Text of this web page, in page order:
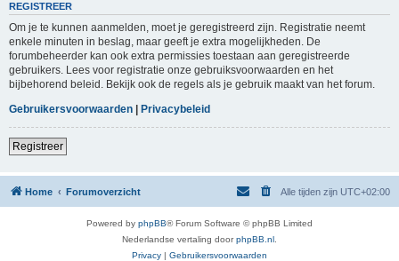
REGISTREER
Om je te kunnen aanmelden, moet je geregistreerd zijn. Registratie neemt
enkele minuten in beslag, maar geeft je extra mogelijkheden. De
forumbeheerder kan ook extra permissies toestaan aan geregistreerde
gebruikers. Lees voor registratie onze gebruiksvoorwaarden en het
bijbehorend beleid. Bekijk ook de regels als je gebruik maakt van het forum.
Gebruikersvoorwaarden | Privacybeleid
Registreer
Home Forumoverzicht Alle tijden zijn UTC+02:00
Powered by phpBB® Forum Software © phpBB Limited
Nederlandse vertaling doorphpBB.nl
Privacy | Gebruikersvoorwaarden